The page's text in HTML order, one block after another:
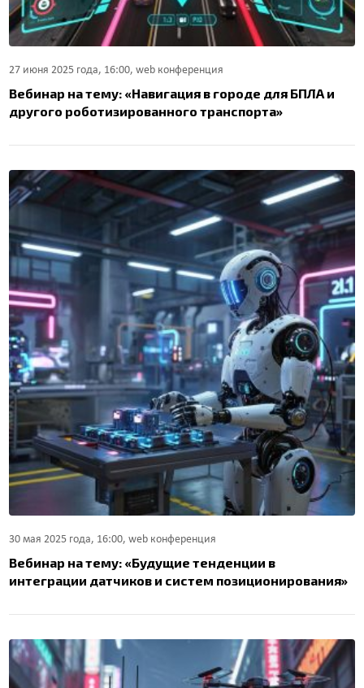
27 июня 2025 года, 16:00, web конференция
Вебинар на тему: «Навигация в городе для БПЛА и
другого роботизированного транспорта»
30 мая 2025 года, 16:00, web конференция
Вебинар на тему: «Будущие тенденции в
интеграции датчиков и систем позиционирования»